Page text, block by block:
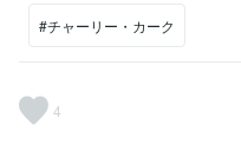
#チャーリー・カーク
4